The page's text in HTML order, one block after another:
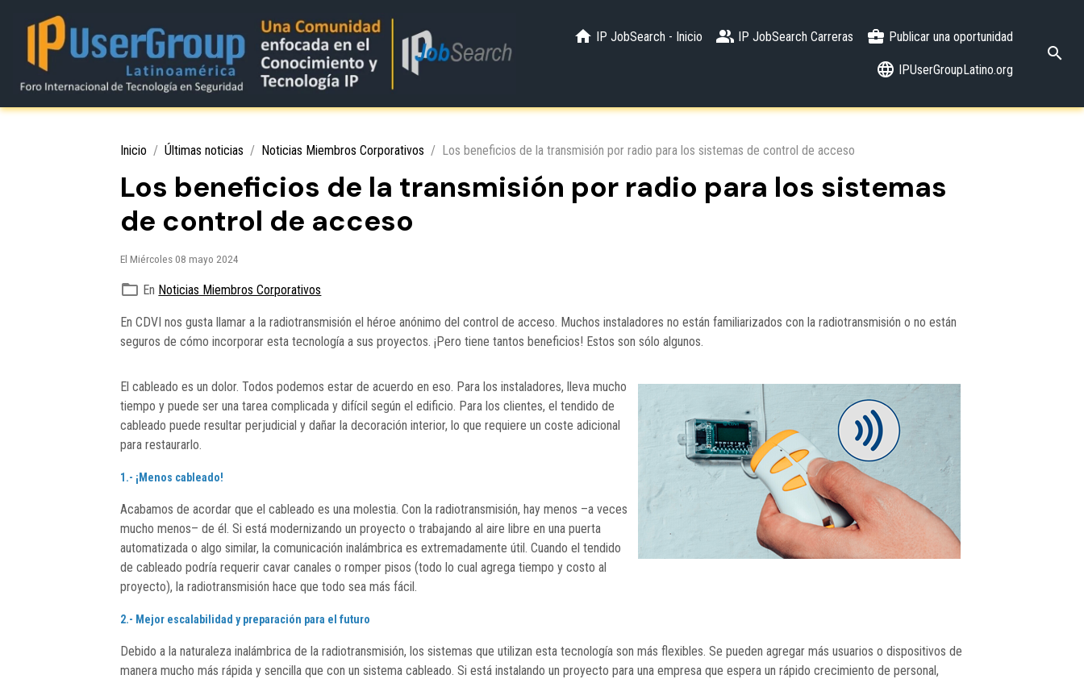
IP JobSearch - Inicio IP JobSearch Carreras Publicar una oportunidad
IPUserGroupLatino.org
Inicio Últimas noticias Noticias Miembros Corporativos Los beneficios de la transmisión por radio para los sistemas de control de acceso
Los beneficios de la transmisión por radio para los sistemas
de control de acceso
El Miércoles 08 mayo 2024
En Noticias Miembros Corporativos
En CDVI nos gusta llamar a la radiotransmisión el héroe anónimo del control de acceso. Muchos instaladores no están familiarizados con la radiotransmisión o no están
seguros de cómo incorporar esta tecnología a sus proyectos. ¡Pero tiene tantos beneficios! Estos son sólo algunos.
El cableado es un dolor. Todos podemos estar de acuerdo en eso. Para los instaladores, lleva mucho
tiempo y puede ser una tarea complicada y difícil según el edificio. Para los clientes, el tendido de
cableado puede resultar perjudicial y dañar la decoración interior, lo que requiere un coste adicional
para restaurarlo.
1.- ¡Menos cableado!
Acabamos de acordar que el cableado es una molestia. Con la radiotransmisión, hay menos –a veces
mucho menos– de él. Si está modernizando un proyecto o trabajando al aire libre en una puerta
automatizada o algo similar, la comunicación inalámbrica es extremadamente útil. Cuando el tendido
de cableado podría requerir cavar canales o romper pisos (todo lo cual agrega tiempo y costo al
proyecto), la radiotransmisión hace que todo sea más fácil.
2.- Mejor escalabilidad y preparación para el futuro
Debido a la naturaleza inalámbrica de la radiotransmisión, los sistemas que utilizan esta tecnología son más flexibles. Se pueden agregar más usuarios o dispositivos de
manera mucho más rápida y sencilla que con un sistema cableado. Si está instalando un proyecto para una empresa que espera un rápido crecimiento de personal,